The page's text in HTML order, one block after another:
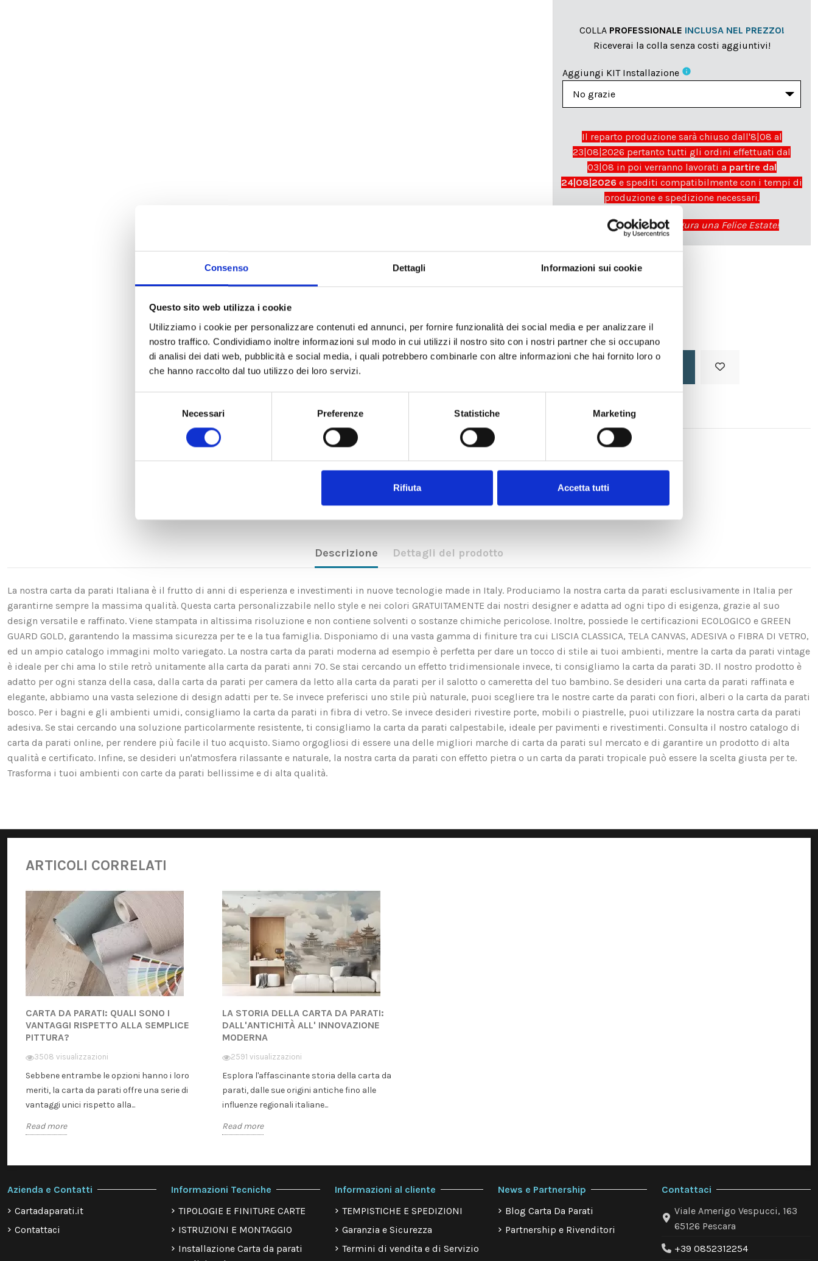
Consenso Dettagli Informazioni sui cookie
Questo sito web utilizza i cookie
Utilizziamo i cookie per personalizzare contenuti ed annunci, per fornire funzionalità dei social media e per analizzare il
nostro traffico. Condividiamo inoltre informazioni sul modo in cui utilizzi il nostro sito con i nostri partner che si occupano
di analisi dei dati web, pubblicità e social media, i quali potrebbero combinarle con altre informazioni che hai fornito loro o
che hanno raccolto dal tuo utilizzo dei loro servizi.
Necessari Preferenze Statistiche Marketing
Rifiuta Accetta tutti
COLLA PROFESSIONALE INCLUSA NEL PREZZO!
Riceverai la colla senza costi aggiuntivi!
Aggiungi KIT Installazione info
Il reparto produzione sarà chiuso dall'8|08 al
23|08|2026 pertanto tutti gli ordini effettuati dal
03|08 in poi verranno lavorati a partire dal
24|08|2026 e spediti compatibilmente con i tempi di
produzione e spedizione necessari.
cartadaparati.it vi augura una Felice Estate!
Descrizione Dettagli del prodotto
La nostra carta da parati Italiana è il frutto di anni di esperienza e investimenti in nuove tecnologie made in Italy. Produciamo la nostra carta da parati esclusivamente in Italia per
garantirne sempre la massima qualità. Questa carta personalizzabile nello style e nei colori GRATUITAMENTE dai nostri designer e adatta ad ogni tipo di esigenza, grazie al suo
design versatile e raffinato. Viene stampata in altissima risoluzione e non contiene solventi o sostanze chimiche pericolose. Inoltre, possiede le certificazioni ECOLOGICO e GREEN
GUARD GOLD, garantendo la massima sicurezza per te e la tua famiglia. Disponiamo di una vasta gamma di finiture tra cui LISCIA CLASSICA, TELA CANVAS, ADESIVA o FIBRA DI VETRO,
ed un ampio catalogo immagini molto variegato. La nostra carta da parati moderna ad esempio è perfetta per dare un tocco di stile ai tuoi ambienti, mentre la carta da parati vintage
è ideale per chi ama lo stile retrò unitamente alla carta da parati anni 70. Se stai cercando un effetto tridimensionale invece, ti consigliamo la carta da parati 3D. Il nostro prodotto è
adatto per ogni stanza della casa, dalla carta da parati per camera da letto alla carta da parati per il salotto o cameretta del tuo bambino. Se desideri una carta da parati raffinata e
elegante, abbiamo una vasta selezione di design adatti per te. Se invece preferisci uno stile più naturale, puoi scegliere tra le nostre carte da parati con fiori, alberi o la carta da parati
bosco. Per i bagni e gli ambienti umidi, consigliamo la carta da parati in fibra di vetro. Se invece desideri rivestire porte, mobili o piastrelle, puoi utilizzare la nostra carta da parati
adesiva. Se stai cercando una soluzione particolarmente resistente, ti consigliamo la carta da parati calpestabile, ideale per pavimenti e rivestimenti. Consulta il nostro catalogo di
carta da parati online, per rendere più facile il tuo acquisto. Siamo orgogliosi di essere una delle migliori marche di carta da parati sul mercato e di garantire un prodotto di alta
qualità e certificato. Infine, se desideri un'atmosfera rilassante e naturale, la nostra carta da parati con effetto pietra o un carta da parati tropicale può essere la scelta giusta per te.
Trasforma i tuoi ambienti con carte da parati bellissime e di alta qualità.
ARTICOLI CORRELATI
CARTA DA PARATI: QUALI SONO I
VANTAGGI RISPETTO ALLA SEMPLICE
PITTURA?
3508 visualizzazioni
Sebbene entrambe le opzioni hanno i loro
meriti, la carta da parati offre una serie di
vantaggi unici rispetto alla...
Read more
LA STORIA DELLA CARTA DA PARATI:
DALL'ANTICHITÀ ALL' INNOVAZIONE
MODERNA
2591 visualizzazioni
Esplora l'affascinante storia della carta da
parati, dalle sue origini antiche fino alle
influenze regionali italiane...
Read more
Azienda e Contatti
Cartadaparati.it
Contattaci
Informazioni Tecniche
TIPOLOGIE E FINITURE CARTE
ISTRUZIONI E MONTAGGIO
Installazione Carta da parati
Informazioni al cliente
TEMPISTICHE E SPEDIZIONI
Garanzia e Sicurezza
Termini di vendita e di Servizio
News e Partnership
Blog Carta Da Parati
Partnership e Rivenditori
Contattaci
Viale Amerigo Vespucci, 163
65126 Pescara
+39 0852312254